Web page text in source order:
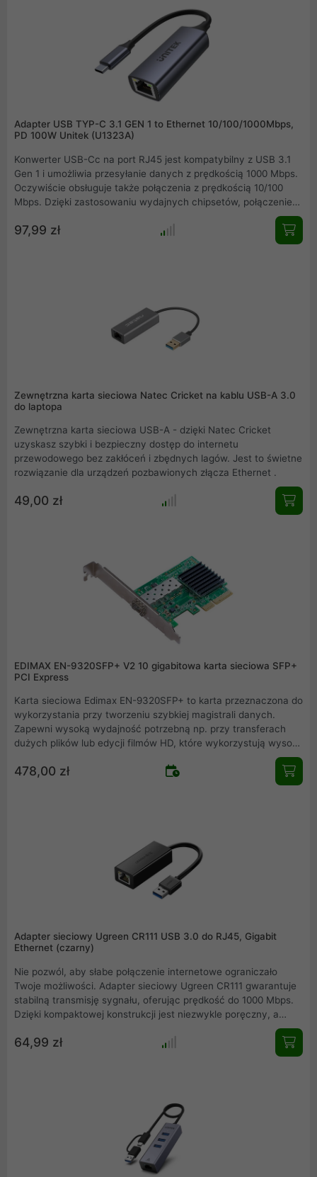
Adapter USB TYP-C 3.1 GEN 1 to Ethernet 10/100/1000Mbps,
PD 100W Unitek (U1323A)
Konwerter USB-Cc na port RJ45 jest kompatybilny z USB 3.1
Gen 1 i umożliwia przesyłanie danych z prędkością 1000 Mbps.
Oczywiście obsługuje także połączenia z prędkością 10/100
Mbps. Dzięki zastosowaniu wydajnych chipsetów, połączenie
nie tylko jest bardzo szybkie, stabilne i bezpieczne, ale także
obsługuje zaawansowane funkcje takie jak Power Management
97,99 zł
Zewnętrzna karta sieciowa Natec Cricket na kablu USB-A 3.0
do laptopa
Zewnętrzna karta sieciowa USB-A - dzięki Natec Cricket
uzyskasz szybki i bezpieczny dostęp do internetu
przewodowego bez zakłóceń i zbędnych lagów. Jest to świetne
rozwiązanie dla urządzeń pozbawionych złącza Ethernet .
49,00 zł
EDIMAX EN-9320SFP+ V2 10 gigabitowa karta sieciowa SFP+
PCI Express
Karta sieciowa Edimax EN-9320SFP+ to karta przeznaczona do
wykorzystania przy tworzeniu szybkiej magistrali danych.
Zapewni wysoką wydajność potrzebną np. przy transferach
dużych plików lub edycji filmów HD, które wykorzystują wysoko
478,00 zł
Adapter sieciowy Ugreen CR111 USB 3.0 do RJ45, Gigabit
Ethernet (czarny)
Nie pozwól, aby słabe połączenie internetowe ograniczało
Twoje możliwości. Adapter sieciowy Ugreen CR111 gwarantuje
stabilną transmisję sygnału, oferując prędkość do 1000 Mbps.
Dzięki kompaktowej konstrukcji jest niezwykle poręczny, a
64,99 zł